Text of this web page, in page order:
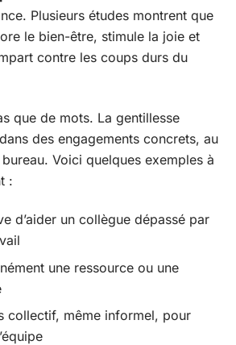
Plusieurs études montrent que
le bien-être, stimule la joie et
contre les coups durs du
que de mots. La gentillesse
des engagements concrets, au
Voici quelques exemples à
:
d’aider un collègue dépassé par
une ressource ou une
collectif, même informel, pour